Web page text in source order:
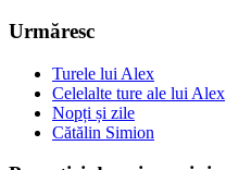
Urmăresc
Turele lui Alex
Celelalte ture ale lui Alex
Nopți și zile
Cătălin Simion